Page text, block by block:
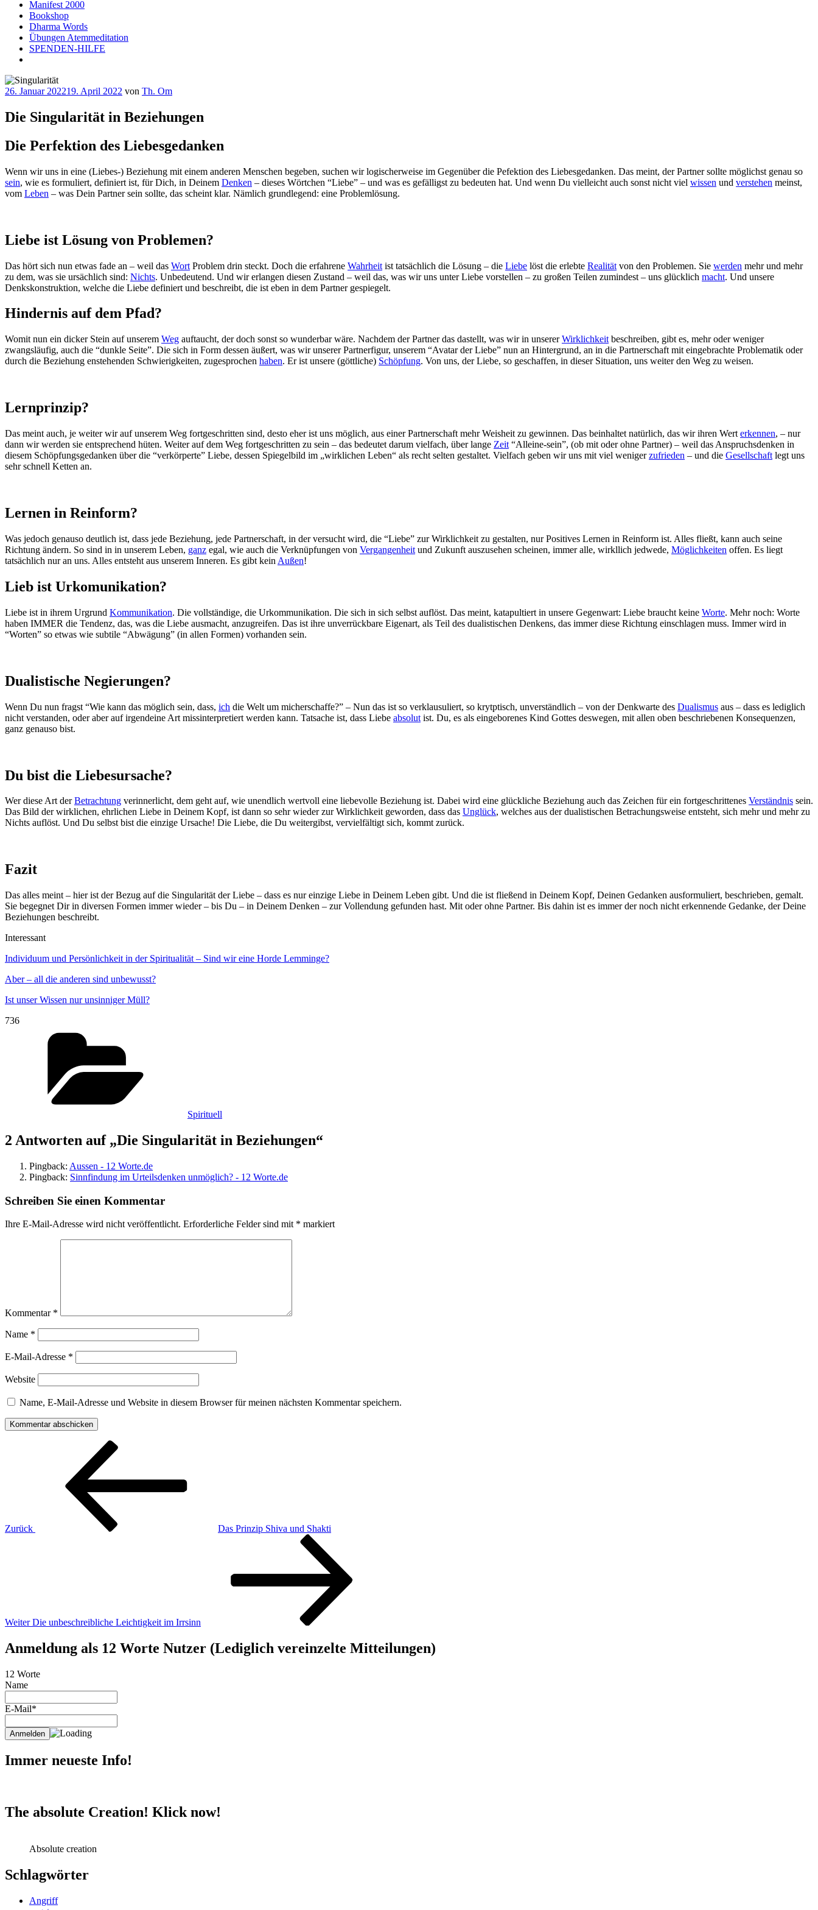
Manifest 2000
Bookshop
Dharma Words
Übungen Atemmeditation
SPENDEN-HILFE
Veröffentlicht
26. Januar 202219. April 2022 von Th. Om
Die Singularität in Beziehungen
Die Perfektion des Liebesgedanken
Wenn wir uns in eine (Liebes-) Beziehung mit einem anderen Menschen begeben, suchen wir logischerweise im Gegenüber die Pefektion des Liebesgedanken. Das meint, der Partner sollte möglichst genau so
sein, wie es formuliert, definiert ist, für Dich, in Deinem Denken – dieses Wörtchen “Liebe” – und was es gefälligst zu bedeuten hat. Und wenn Du vielleicht auch sonst nicht viel wissen und verstehen meinst,
vom Leben – was Dein Partner sein sollte, das scheint klar. Nämlich grundlegend: eine Problemlösung.
Liebe ist Lösung von Problemen?
Das hört sich nun etwas fade an – weil das Wort Problem drin steckt. Doch die erfahrene Wahrheit ist tatsächlich die Lösung – die Liebe löst die erlebte Realität von den Problemen. Sie werden mehr und mehr
zu dem, was sie ursächlich sind: Nichts. Unbedeutend. Und wir erlangen diesen Zustand – weil das, was wir uns unter Liebe vorstellen – zu großen Teilen zumindest – uns glücklich macht. Und unsere
Denkskonstruktion, welche die Liebe definiert und beschreibt, die ist eben in dem Partner gespiegelt.
Hindernis auf dem Pfad?
Womit nun ein dicker Stein auf unserem Weg auftaucht, der doch sonst so wunderbar wäre. Nachdem der Partner das dastellt, was wir in unsererWirklichkeit beschreiben, gibt es, mehr oder weniger
zwangsläufig, auch die “dunkle Seite”. Die sich in Form dessen äußert, was wir unserer Partnerfigur, unserem “Avatar der Liebe” nun an Hintergrund, an in die Partnerschaft mit eingebrachte Problematik oder
durch die Beziehung enstehenden Schwierigkeiten, zugesprochen haben. Er ist unsere (göttliche) Schöpfung. Von uns, der Liebe, so geschaffen, in dieser Situation, uns weiter den Weg zu weisen.
Lernprinzip?
Das meint auch, je weiter wir auf unserem Weg fortgeschritten sind, desto eher ist uns möglich, aus einer Partnerschaft mehr Weisheit zu gewinnen. Das beinhaltet natürlich, das wir ihren Wert erkennen, – nur
dann wir werden sie entsprechend hüten. Weiter auf dem Weg fortgeschritten zu sein – das bedeutet darum vielfach, über lange Zeit “Alleine-sein”, (ob mit oder ohne Partner) – weil das Anspruchsdenken in
diesem Schöpfungsgedanken über die “verkörperte” Liebe, dessen Spiegelbild im „wirklichen Leben“ als recht selten gestaltet. Vielfach geben wir uns mit viel wenigerzufrieden – und die Gesellschaft legt uns
sehr schnell Ketten an.
Lernen in Reinform?
Was jedoch genauso deutlich ist, dass jede Beziehung, jede Partnerschaft, in der versucht wird, die “Liebe” zur Wirklichkeit zu gestalten, nur Positives Lernen in Reinform ist. Alles fließt, kann auch seine
Richtung ändern. So sind in in unserem Leben, ganz egal, wie auch die Verknüpfungen von Vergangenheit und Zukunft auszusehen scheinen, immer alle, wirkllich jedwede, Möglichkeiten offen. Es liegt
tatsächlich nur an uns. Alles entsteht aus unserem Inneren. Es gibt kein Außen!
Lieb ist Urkomunikation?
Liebe ist in ihrem Urgrund Kommunikation. Die vollständige, die Urkommunikation. Die sich in sich selbst auflöst. Das meint, katapultiert in unsere Gegenwart: Liebe braucht keine Worte. Mehr noch: Worte
haben IMMER die Tendenz, das, was die Liebe ausmacht, anzugreifen. Das ist ihre unverrückbare Eigenart, als Teil des dualistischen Denkens, das immer diese Richtung einschlagen muss. Immer wird in
“Worten” so etwas wie subtile “Abwägung” (in allen Formen) vorhanden sein.
Dualistische Negierungen?
Wenn Du nun fragst “Wie kann das möglich sein, dass, ich die Welt um micherschaffe?” – Nun das ist so verklausuliert, so krytptisch, unverständlich – von der Denkwarte des Dualismus aus – dass es lediglich
nicht verstanden, oder aber auf irgendeine Art missinterpretiert werden kann. Tatsache ist, dass Liebe absolut ist. Du, es als eingeborenes Kind Gottes deswegen, mit allen oben beschriebenen Konsequenzen,
ganz genauso bist.
Du bist die Liebesursache?
Wer diese Art derBetrachtung verinnerlicht, dem geht auf, wie unendlich wertvoll eine liebevolle Beziehung ist. Dabei wird eine glückliche Beziehung auch das Zeichen für ein fortgeschrittenes Verständnis sein.
Das Bild der wirklichen, ehrlichen Liebe in Deinem Kopf, ist dann so sehr wieder zur Wirklichkeit geworden, dass das Unglück, welches aus der dualistischen Betrachungsweise entsteht, sich mehr und mehr zu
Nichts auflöst. Und Du selbst bist die einzige Ursache! Die Liebe, die Du weitergibst, vervielfältigt sich, kommt zurück.
Fazit
Das alles meint – hier ist der Bezug auf die Singularität der Liebe – dass es nur einzige Liebe in Deinem Leben gibt. Und die ist fließend in Deinem Kopf, Deinen Gedanken ausformuliert, beschrieben, gemalt.
Sie begegnet Dir in diversen Formen immer wieder – bis Du – in Deinem Denken – zur Vollendung gefunden hast. Mit oder ohne Partner. Bis dahin ist es immer der noch nicht erkennende Gedanke, der Deine
Beziehungen beschreibt.
Interessant
Individuum und Persönlichkeit in der Spiritualität – Sind wir eine Horde Lemminge?
Aber – all die anderen sind unbewusst?
Ist unser Wissen nur unsinniger Müll?
736
Spirituell
2 Antworten auf „Die Singularität in Beziehungen“
Pingback: Aussen - 12 Worte.de
Pingback: Sinnfindung im Urteilsdenken unmöglich? - 12 Worte.de
Schreiben Sie einen Kommentar
Ihre E-Mail-Adresse wird nicht veröffentlicht. Erforderliche Felder sind mit * markiert
Kommentar *
Name *
E-Mail-Adresse *
Website
Name, E-Mail-Adresse und Website in diesem Browser für meinen nächsten Kommentar speichern.
Beitragsnavigation
Zurück
Das Prinzip Shiva und Shakti
Weiter Die unbeschreibliche Leichtigkeit im Irrsinn
Anmeldung als 12 Worte Nutzer (Lediglich vereinzelte Mitteilungen)
12 Worte
Name
E-Mail*
Immer neueste Info!
The absolute Creation! Klick now!
Absolute creation
Schlagwörter
Angriff